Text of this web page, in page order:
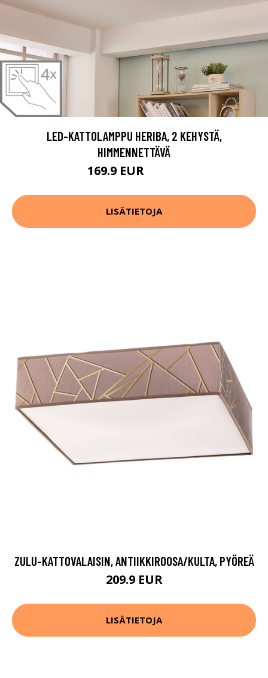
LED-KATTOLAMPPU HERIBA, 2 KEHYSTÄ,
HIMMENNETTÄVÄ
169.9 EUR
LISÄTIETOJA
ZULU-KATTOVALAISIN, ANTIIKKIROOSA/KULTA, PYÖREÄ
209.9 EUR
LISÄTIETOJA